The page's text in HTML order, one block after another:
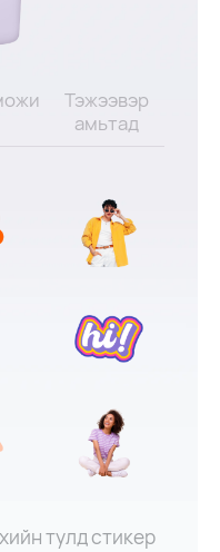
Тэжээвэр
амьтад
тулд стикер